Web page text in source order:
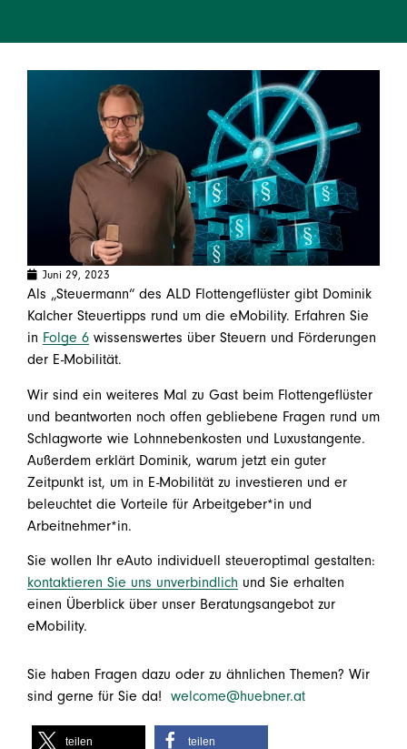
Juni 29, 2023
Als „Steuermann“ des ALD Flottengeflüster gibt Dominik
Kalcher Steuertipps rund um die eMobility. Erfahren Sie
in Folge 6 wissenswertes über Steuern und Förderungen
der E-Mobilität.
Wir sind ein weiteres Mal zu Gast beim Flottengeflüster
und beantworten noch offen gebliebene Fragen rund um
Schlagworte wie Lohnnebenkosten und Luxustangente.
Außerdem erklärt Dominik, warum jetzt ein guter
Zeitpunkt ist, um in E-Mobilität zu investieren und er
beleuchtet die Vorteile für Arbeitgeber*in und
Arbeitnehmer*in.
Sie wollen Ihr eAuto individuell steueroptimal gestalten:
kontaktieren Sie uns unverbindlich und Sie erhalten
einen Überblick über unser Beratungsangebot zur
eMobility.
Sie haben Fragen dazu oder zu ähnlichen Themen? Wir
sind gerne für Sie da! welcome@huebner.at
teilen teilen